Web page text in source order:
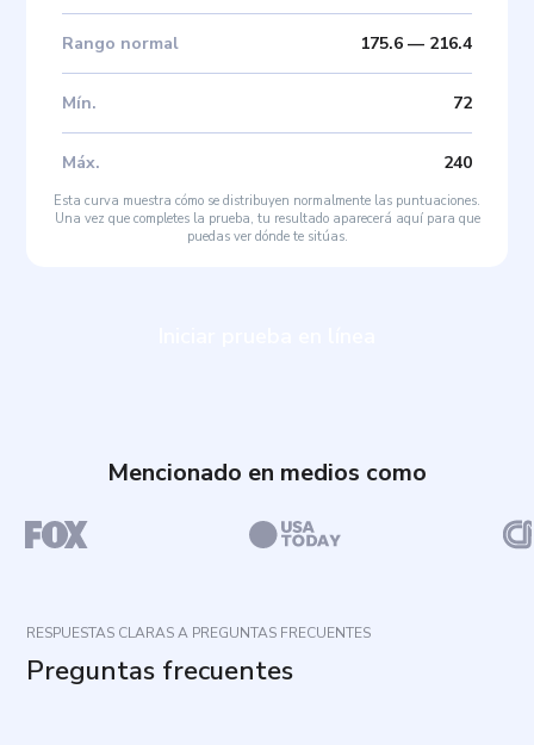
Rango normal 175.6— 216.4
Mín. 72
Máx. 240
Esta curva muestra cómo se distribuyen normalmente las puntuaciones.
Una vez que completes la prueba, tu resultado aparecerá aquí para que
puedas ver dónde te sitúas.
Mencionado en medios como
RESPUESTAS CLARAS A PREGUNTAS FRECUENTES
Preguntas frecuentes